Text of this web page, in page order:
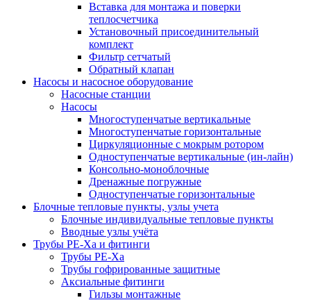
Вставка для монтажа и поверки
теплосчетчика
Установочный присоединительный
комплект
Фильтр сетчатый
Обратный клапан
Насосы и насосное оборудование
Насосные станции
Насосы
Многоступенчатые вертикальные
Многоступенчатые горизонтальные
Циркуляционные с мокрым ротором
Одноступенчатые вертикальные (ин-лайн)
Консольно-моноблочные
Дренажные погружные
Одноступенчатые горизонтальные
Блочные тепловые пункты, узлы учета
Блочные индивидуальные тепловые пункты
Вводные узлы учёта
Трубы РЕ-Ха и фитинги
Трубы РЕ-Ха
Трубы гофрированные защитные
Аксиальные фитинги
Гильзы монтажные